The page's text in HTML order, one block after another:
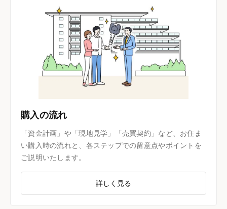
購入の流れ
「資金計画」や「現地見学」「売買契約」など、お住ま
い購入時の流れと、各ステップでの留意点やポイントを
ご説明いたします。
詳しく見る